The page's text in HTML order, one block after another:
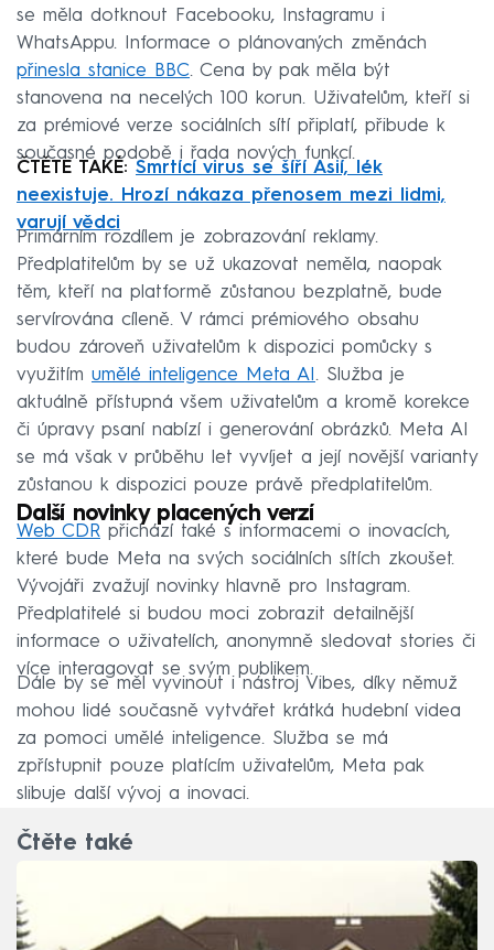
se měla dotknout Facebooku, Instagramu i
WhatsAppu. Informace o plánovaných změnách
přinesla stanice BBC. Cena by pak měla být
stanovena na necelých 100 korun. Uživatelům, kteří si
za prémiové verze sociálních sítí připlatí, přibude k
současné podobě i řada nových funkcí.
ČTĚTE TAKÉ: Smrtící virus se šíří Asií, lék
neexistuje. Hrozí nákaza přenosem mezi lidmi,
varují vědci
Primárním rozdílem je zobrazování reklamy.
Předplatitelům by se už ukazovat neměla, naopak
těm, kteří na platformě zůstanou bezplatně, bude
servírována cíleně. V rámci prémiového obsahu
budou zároveň uživatelům k dispozici pomůcky s
využitím umělé inteligence Meta AI. Služba je
aktuálně přístupná všem uživatelům a kromě korekce
či úpravy psaní nabízí i generování obrázků. Meta AI
se má však v průběhu let vyvíjet a její novější varianty
zůstanou k dispozici pouze právě předplatitelům.
Další novinky placených verzí
Web CDR přichází také s informacemi o inovacích,
které bude Meta na svých sociálních sítích zkoušet.
Vývojáři zvažují novinky hlavně pro Instagram.
Předplatitelé si budou moci zobrazit detailnější
informace o uživatelích, anonymně sledovat stories či
více interagovat se svým publikem.
Dále by se měl vyvinout i nástroj Vibes, díky němuž
mohou lidé současně vytvářet krátká hudební videa
za pomoci umělé inteligence. Služba se má
zpřístupnit pouze platícím uživatelům, Meta pak
slibuje další vývoj a inovaci.
Čtěte také